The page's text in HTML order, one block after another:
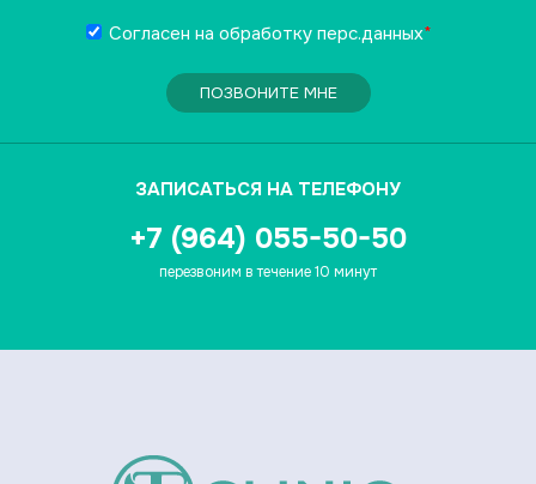
Согласен на обработку перс.данных*
ПОЗВОНИТЕ МНЕ
ЗАПИСАТЬСЯ НА ТЕЛЕФОНУ
+7 (964) 055-50-50
перезвоним в течение 10 минут